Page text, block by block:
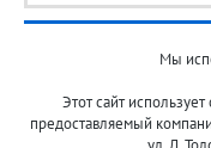
Мы
Этот сайт
предоставляемый